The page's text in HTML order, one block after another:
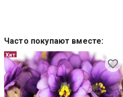
Часто покупают вместе:
Хит